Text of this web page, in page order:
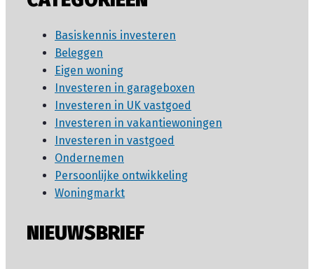
Basiskennis investeren
Beleggen
Eigen woning
Investeren in garageboxen
Investeren in UK vastgoed
Investeren in vakantiewoningen
Investeren in vastgoed
Ondernemen
Persoonlijke ontwikkeling
Woningmarkt
NIEUWSBRIEF